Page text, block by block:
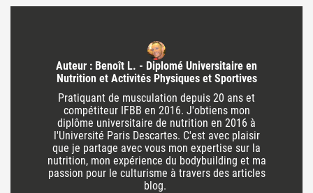
Auteur : Benoît L. - Diplomé Universitaire en
Nutrition et Activités Physiques et Sportives
Pratiquant de musculation depuis 20 ans et
compétiteur IFBB en 2016. J'obtiens mon
diplôme universitaire de nutrition en 2016 à
l'Université Paris Descartes. C'est avec plaisir
que je partage avec vous mon expertise sur la
nutrition, mon expérience du bodybuilding et ma
passion pour le culturisme à travers des articles
blog.